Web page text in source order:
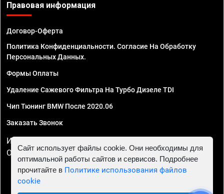
Правовая информация
Договор-Оферта
Политика Конфиденциальности. Согласие На Обработку
Персональных Данных.
Формы Оплаты
Удаление Сажевого Фильтра На Турбо Дизеле TDI
Чип Тюнинг BMW После 2020.06
Заказать Звонок
ИП Смирнов Георгий Павлович. ИНН 781302555843,
ОГРНИП 324470400032610
Сайт использует файлы cookie. Они необходимы для
оптимальной работы сайтов и сервисов. Подробнее
прочитайте в Политике использования файлов
cookie